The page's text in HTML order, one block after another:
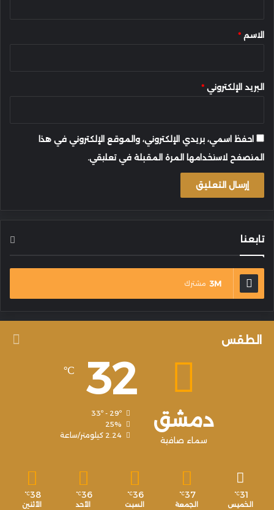
*الاسم *
البريد الإلكتروني *
احفظ اسمي، بريدي الإلكتروني، والموقع الإلكتروني في هذا
المتصفح لاستخدامها المرة المقبلة في تعليقي.
تابعنا
3M مشترك
الطقس
دمشق
سماء صافية
32
℃
25%
2.24 كيلومتر/ساعة
31
℃
الخميس
37
℃
الجمعة
36
℃
السبت
36
℃
الأحد
38
℃
الأثنين